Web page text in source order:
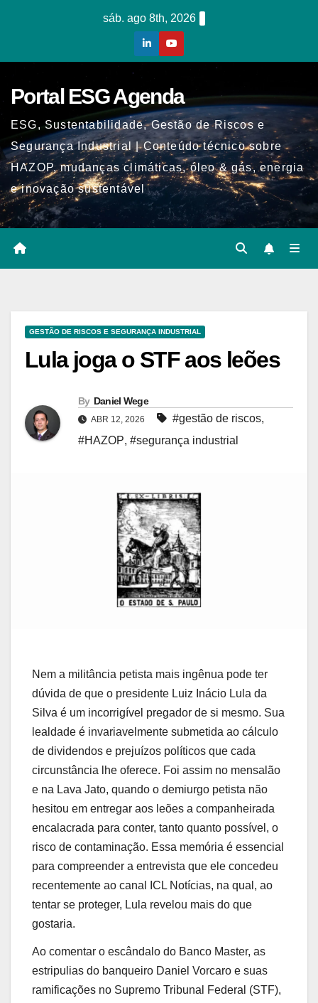
sáb. ago 8th, 2026
Portal ESG Agenda
ESG, Sustentabilidade, Gestão de Riscos e
Segurança Industrial | Conteúdo técnico sobre
HAZOP, mudanças climáticas, óleo & gás, energia
e inovação sustentável
GESTÃO DE RISCOS E SEGURANÇA INDUSTRIAL
Lula joga o STF aos leões
By Daniel Wege
ABR 12, 2026 #gestão de riscos,
#HAZOP, #segurança industrial
Nem a militância petista mais ingênua pode ter
dúvida de que o presidente Luiz Inácio Lula da
Silva é um incorrigível pregador de si mesmo. Sua
lealdade é invariavelmente submetida ao cálculo
de dividendos e prejuízos políticos que cada
circunstância lhe oferece. Foi assim no mensalão
e na Lava Jato, quando o demiurgo petista não
hesitou em entregar aos leões a companheirada
encalacrada para conter, tanto quanto possível, o
risco de contaminação. Essa memória é essencial
para compreender a entrevista que ele concedeu
recentemente ao canal ICL Notícias, na qual, ao
tentar se proteger, Lula revelou mais do que
gostaria.
Ao comentar o escândalo do Banco Master, as
estripulias do banqueiro Daniel Vorcaro e suas
ramificações no Supremo Tribunal Federal (STF),